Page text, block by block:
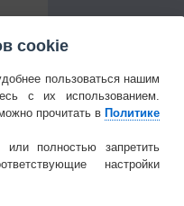
cookie
пользоваться нашим
с их использованием.
прочитать в Политике
полностью запретить
настройки